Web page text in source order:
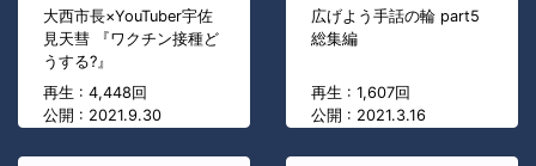
大西市長×YouTuber宇佐
見天彗 『ワクチン接種ど
うする?』
再生 : 4,448回
公開 : 2021.9.30
広げよう手話の輪 part5
総集編
再生 : 1,607回
公開 : 2021.3.16